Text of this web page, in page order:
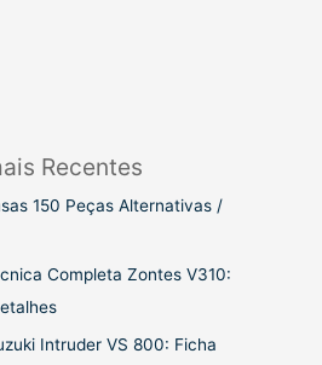
Recentes
150 Peças Alternativas /
Completa Zontes V310:
Intruder VS 800: Ficha